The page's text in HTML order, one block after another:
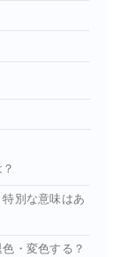
別な意味はあ
・変色する？